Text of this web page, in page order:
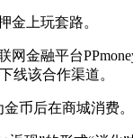
上玩套路。
金融平台
线该合作渠道。
后在商城消费